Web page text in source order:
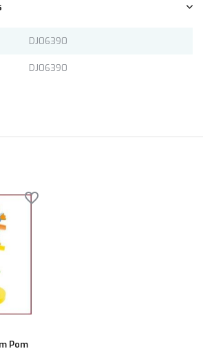
DJ06390
DJ06390
Pom